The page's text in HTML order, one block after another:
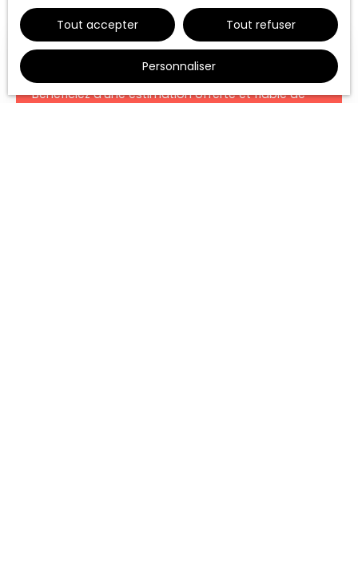
Estimez sans fraisvotre bien
Bénéficiez d'une estimation offerte et fiable de
Tout accepter Tout refuser
Personnaliser